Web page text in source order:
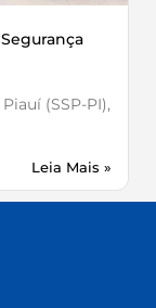
(SSP-PI),
Leia Mais »